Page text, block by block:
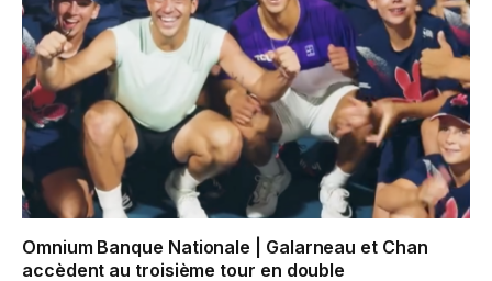
Omnium Banque Nationale | Galarneau et Chan
accèdent au troisième tour en double